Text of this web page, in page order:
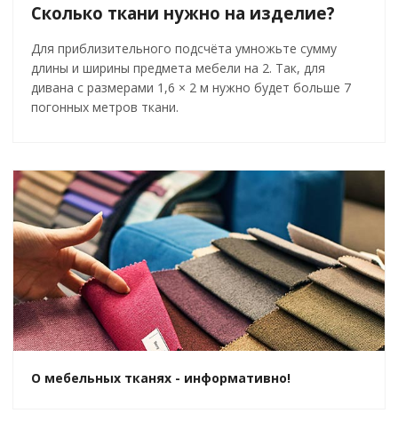
Сколько ткани нужно на изделие?
Для приблизительного подсчёта умножьте сумму
длины и ширины предмета мебели на 2. Так, для
дивана с размерами 1,6 × 2 м нужно будет больше 7
погонных метров ткани.
О мебельных тканях - информативно!